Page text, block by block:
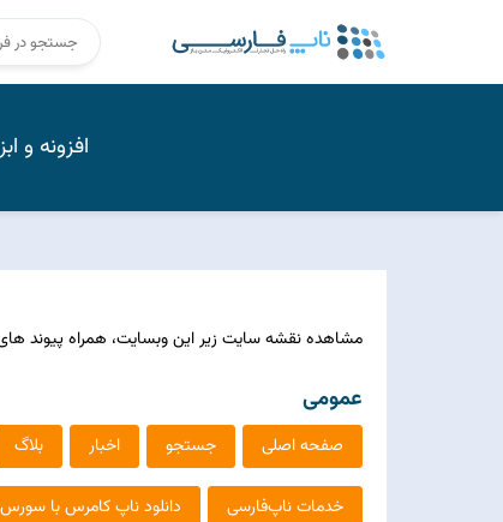
افزونه و
مشاهده نقشه سایت زیر این وبسایت، همراه
عمومی
صفحه اصلی جستجو اخبار بلاگ
خدمات ناپ‌فارسی دانلود ناپ کامرس با سورس